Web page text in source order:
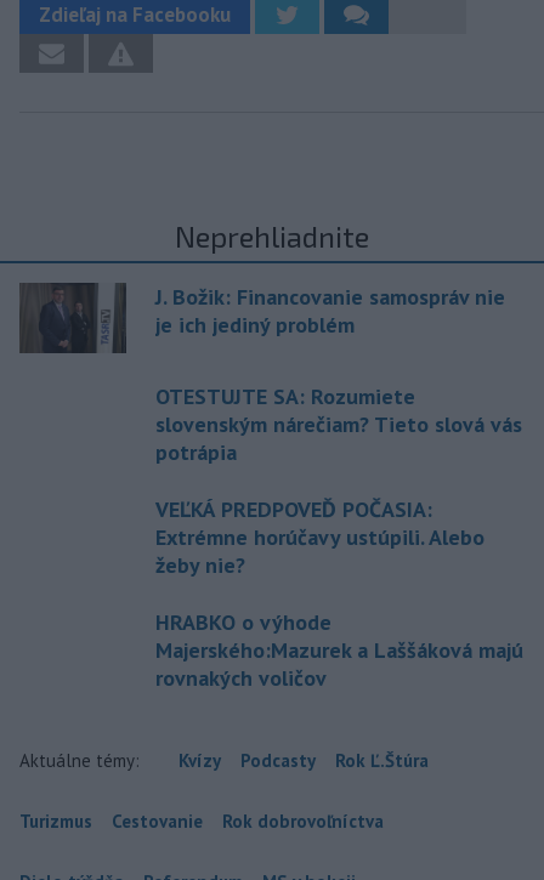
Zdieľaj na Facebooku
Neprehliadnite
J. Božik: Financovanie samospráv nie
je ich jediný problém
OTESTUJTE SA: Rozumiete
slovenským nárečiam? Tieto slová vás
potrápia
VEĽKÁ PREDPOVEĎ POČASIA:
Extrémne horúčavy ustúpili. Alebo
žeby nie?
HRABKO o výhode
Majerského:Mazurek a Laššáková majú
rovnakých voličov
Aktuálne témy: Kvízy Podcasty Rok Ľ.Štúra
Turizmus Cestovanie Rok dobrovoľníctva